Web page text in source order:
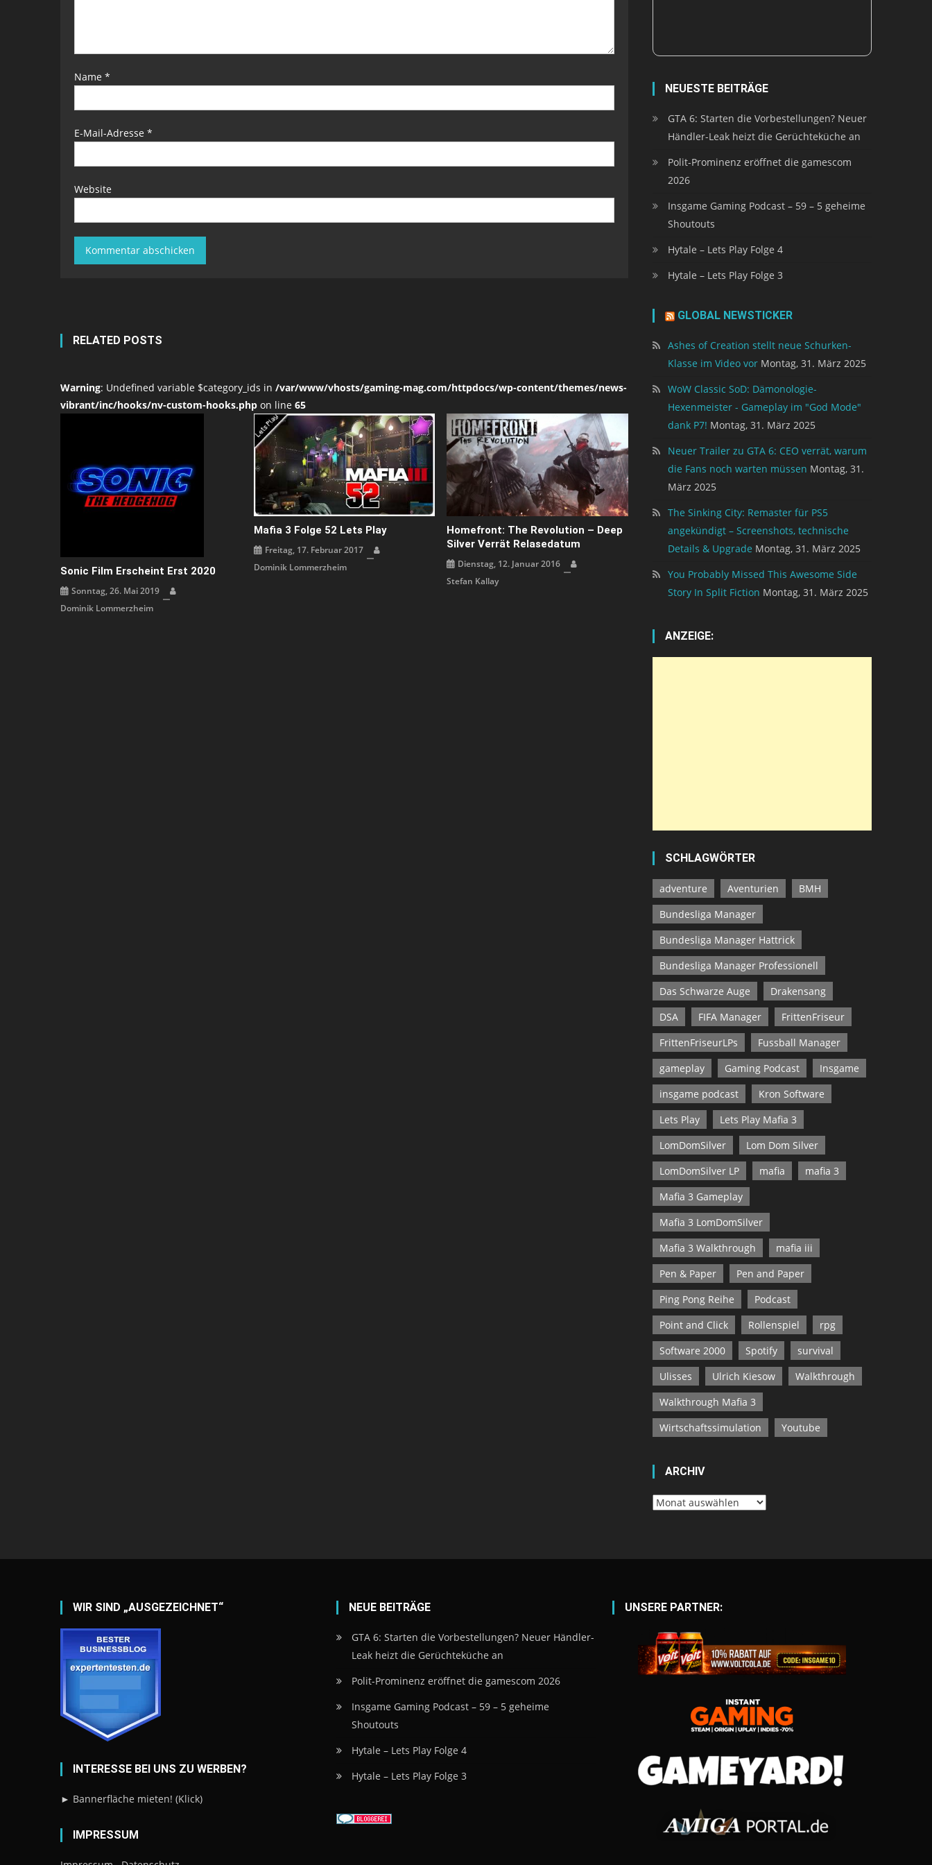
Name *
E-Mail-Adresse *
Website
RELATED POSTS
Warning: Undefined variable $category_ids in /var/www/vhosts/gaming-mag.com/httpdocs/wp-content/themes/news-
vibrant/inc/hooks/nv-custom-hooks.php on line 65
Sonic Film Erscheint Erst 2020
Sonntag, 26. Mai 2019
Dominik Lommerzheim
Mafia 3 Folge 52 Lets Play
Freitag, 17. Februar 2017
Dominik Lommerzheim
Homefront: The Revolution – Deep
Silver Verrät Relasedatum
Dienstag, 12. Januar 2016
Stefan Kallay
NEUESTE BEITRÄGE
GTA 6: Starten die Vorbestellungen? Neuer
Händler-Leak heizt die Gerüchteküche an
Polit-Prominenz eröffnet die gamescom
2026
Insgame Gaming Podcast – 59 – 5 geheime
Shoutouts
Hytale – Lets Play Folge 4
Hytale – Lets Play Folge 3
GLOBAL NEWSTICKER
Ashes of Creation stellt neue Schurken-
Klasse im Video vor Montag, 31. März 2025
WoW Classic SoD: Dämonologie-
Hexenmeister - Gameplay im "God Mode"
dank P7! Montag, 31. März 2025
Neuer Trailer zu GTA 6: CEO verrät, warum
die Fans noch warten müssen Montag, 31.
März 2025
The Sinking City: Remaster für PS5
angekündigt – Screenshots, technische
Details & Upgrade Montag, 31. März 2025
You Probably Missed This Awesome Side
Story In Split Fiction Montag, 31. März 2025
ANZEIGE:
SCHLAGWÖRTER
adventure Aventurien
BMH
Bundesliga Manager
Bundesliga Manager Hattrick
Bundesliga Manager Professionell
Das Schwarze Auge
Drakensang
DSA
FIFA Manager
FrittenFriseur
FrittenFriseurLPs
Fussball Manager
gameplay
Gaming Podcast
Insgame
insgame podcast
Kron Software
Lets Play
Lets Play Mafia 3
LomDomSilver
Lom Dom Silver
LomDomSilver LP
mafia
mafia 3
Mafia 3 Gameplay
Mafia 3 LomDomSilver
Mafia 3 Walkthrough
mafia iii
Pen & Paper
Pen and Paper
Ping Pong Reihe
Podcast
Point and Click
Rollenspiel
rpg
Software 2000
Spotify
survival
Ulisses
Ulrich Kiesow
Walkthrough
Walkthrough Mafia 3
Wirtschaftssimulation
Youtube
ARCHIV
Archiv
WIR SIND „AUSGEZEICHNET“
INTERESSE BEI UNS ZU WERBEN?
► Bannerfläche mieten! (Klick)
IMPRESSUM
NEUE BEITRÄGE
GTA 6: Starten die Vorbestellungen? Neuer Händler-
Leak heizt die Gerüchteküche an
Polit-Prominenz eröffnet die gamescom 2026
Insgame Gaming Podcast – 59 – 5 geheime
Shoutouts
Hytale – Lets Play Folge 4
Hytale – Lets Play Folge 3
UNSERE PARTNER: